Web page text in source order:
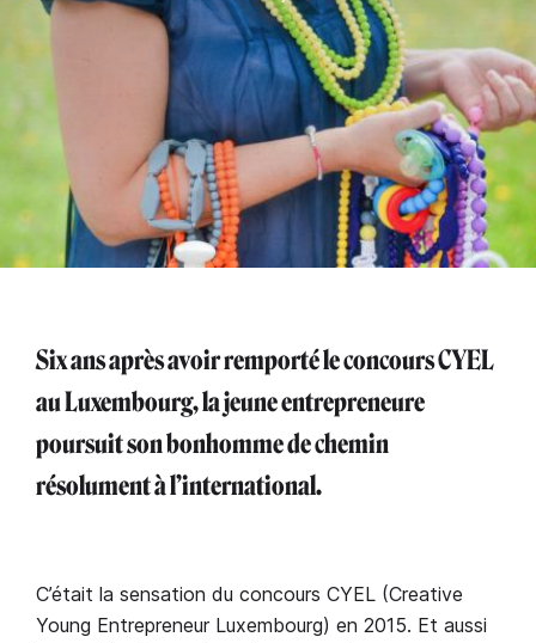
Six ans après avoir remporté le concours CYEL
au Luxembourg, la jeune entrepreneure
poursuit son bonhomme de chemin
résolument à l’international.
C’était la sensation du concours CYEL (Creative
Young Entrepreneur Luxembourg) en 2015. Et aussi